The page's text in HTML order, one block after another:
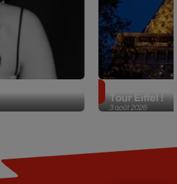
3 août 2026
Tour Eiffel !